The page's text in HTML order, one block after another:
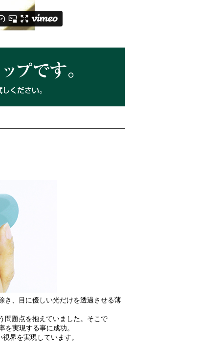
き、目に優しい光だけを透過させる薄
問題点を抱えていました。そこで
実現する事に成功。
界を実現しています。